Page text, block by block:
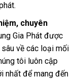
chuyên
Gia Phát được
về các loại mối
tôi luôn cập
nhất để mang đến